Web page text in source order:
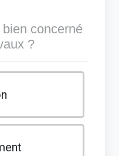
concerné
?